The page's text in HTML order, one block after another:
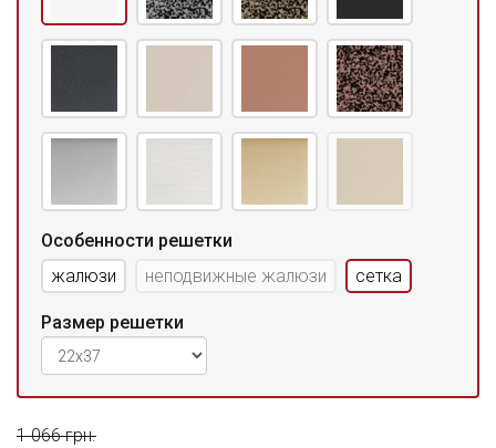
Особенности решетки
жалюзи
неподвижные жалюзи сетка
Размер решетки
1 066 грн.